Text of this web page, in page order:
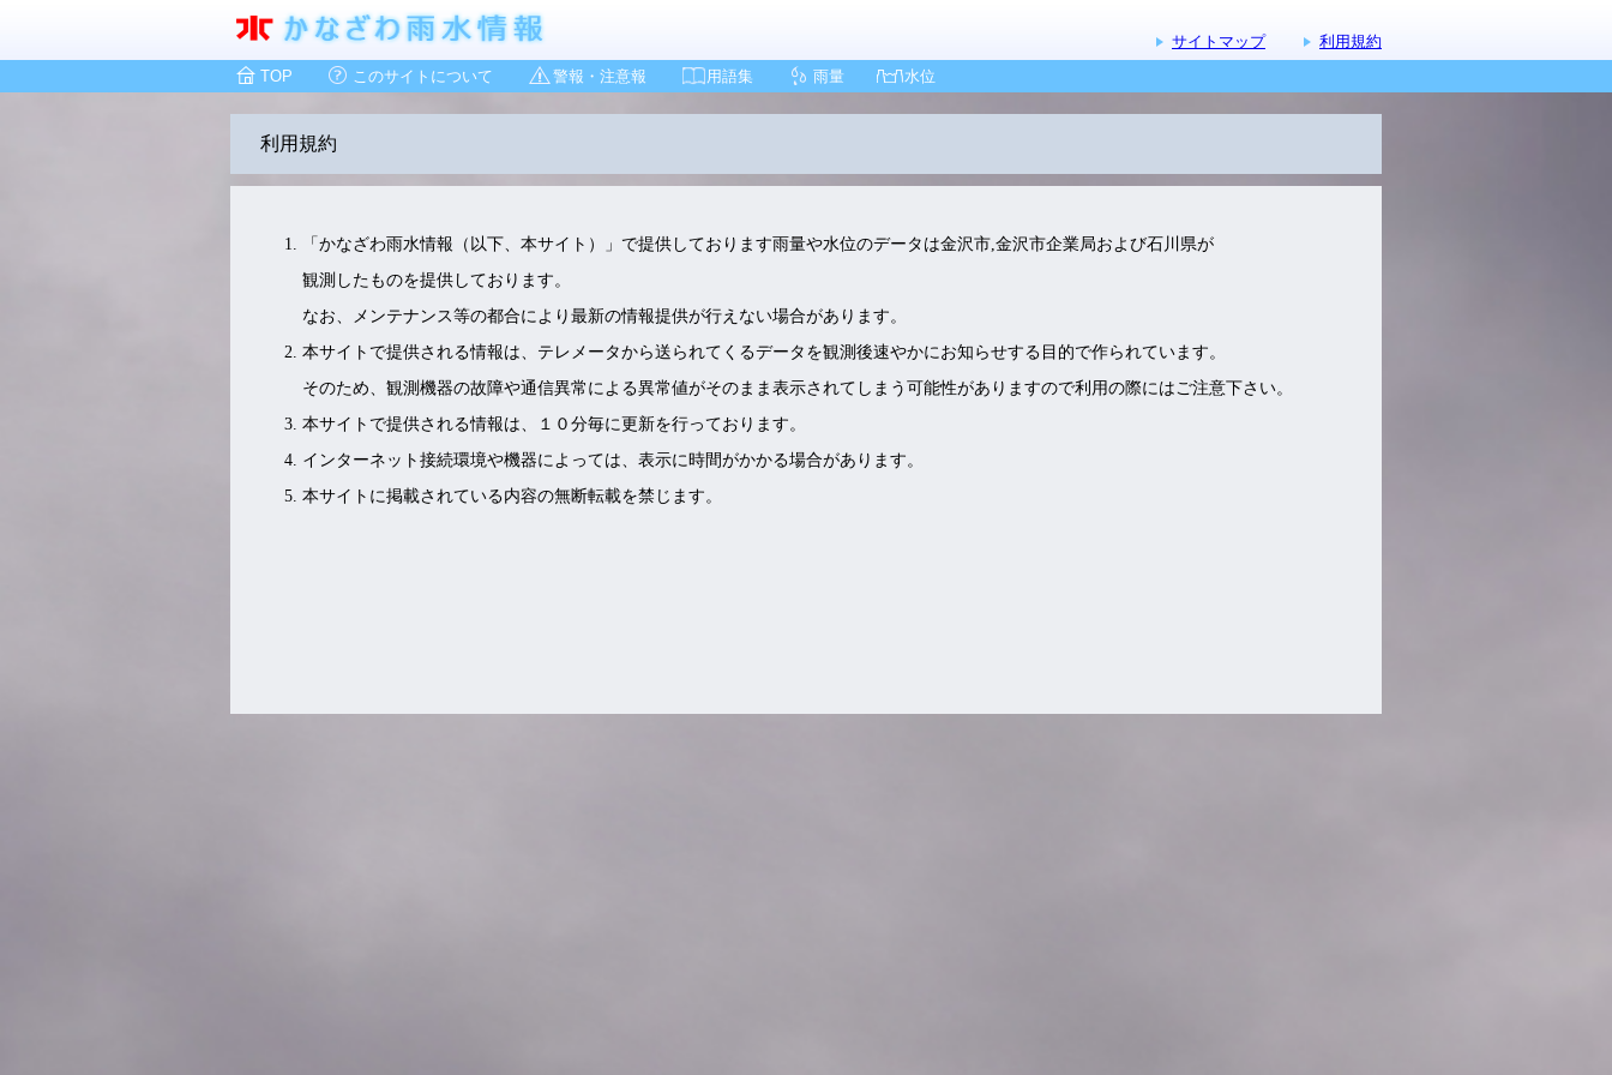
サイトマップ
利用規約
TOP
このサイトについて 警報・注意報 用語集 雨量 水位
利用規約
「かなざわ雨水情報（以下、本サイト）」で提供しております雨量や水位のデータは金沢市,金沢市企業局および石川県が
観測したものを提供しております。
なお、メンテナンス等の都合により最新の情報提供が行えない場合があります。
本サイトで提供される情報は、テレメータから送られてくるデータを観測後速やかにお知らせする目的で作られています。
そのため、観測機器の故障や通信異常による異常値がそのまま表示されてしまう可能性がありますので利用の際にはご注意下さい。
本サイトで提供される情報は、１０分毎に更新を行っております。
インターネット接続環境や機器によっては、表示に時間がかかる場合があります。
本サイトに掲載されている内容の無断転載を禁じます。